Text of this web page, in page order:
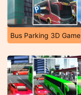
Bus Parking 3D Game